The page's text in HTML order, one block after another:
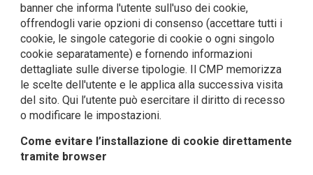
banner che informa l'utente sull'uso dei cookie,
offrendogli varie opzioni di consenso (accettare tutti i
cookie, le singole categorie di cookie o ogni singolo
cookie separatamente) e fornendo informazioni
dettagliate sulle diverse tipologie. Il CMP memorizza
le scelte dell'utente e le applica alla successiva visita
del sito. Quil’utente può esercitare il diritto di recesso
o modificare le impostazioni.
Come evitare l’installazione di cookie direttamente
tramite browser